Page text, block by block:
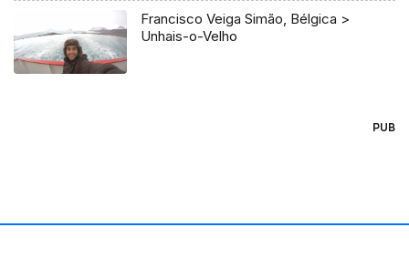
Francisco Veiga Simão, Bélgica >
Unhais-o-Velho
PUB